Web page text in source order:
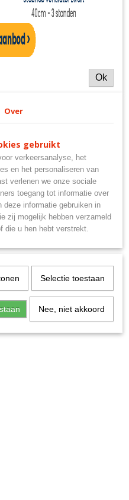
Ok
Over
gebruikt
verkeersanalyse, het
en het personaliseren van
verlenen we onze sociale
toegang tot informatie over
deze informatie gebruiken in
zij mogelijk hebben verzameld
die u hen hebt verstrekt.
Selectie toestaan
Nee, niet akkoord